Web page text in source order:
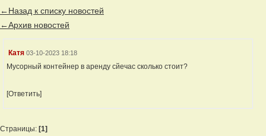
←Назад к списку новостей
←Архив новостей
Катя 03-10-2023 18:18
Мусорный контейнер в аренду сйечас сколько стоит?
[Ответить]
Страницы: [1]